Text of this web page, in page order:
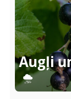
Augļi